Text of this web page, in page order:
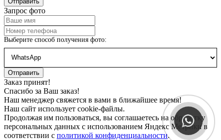
Запрос фото
Выберите способ получения фото:
Заказ принят!
Спасибо за Ваш заказ!
Наш менеджер свяжется в вами в ближайшее время!
Наш сайт использует cookie-файлы.
Продолжая им пользоваться, вы соглашаетесь на обработку
персональных данных с использованием Яндекс Метрики в
соответствии с политикой конфиденциальности.